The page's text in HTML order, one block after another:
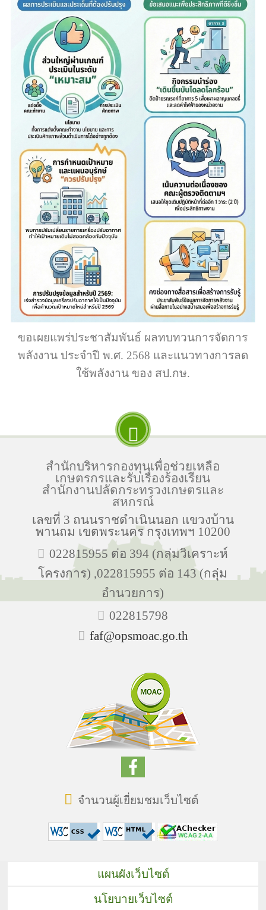
ขอเผยแพร่ประชาสัมพันธ์ ผลทบทวนการจัดการ
พลังงาน ประจำปี พ.ศ. 2568 และแนวทางการลด
ใช้พลังงาน ของ สป.กษ.
สำนักบริหารกองทุนเพื่อช่วยเหลือ
เกษตรกรและรับเรื่องร้องเรียน
สำนักงานปลัดกระทรวงเกษตรและ
สหกรณ์
เลขที่ 3 ถนนราชดำเนินนอก แขวงบ้าน
พานถม เขตพระนคร กรุงเทพฯ 10200
022815955 ต่อ 394 (กลุ่มวิเคราะห์
โครงการ) ,022815955 ต่อ 143 (กลุ่ม
อำนวยการ)
022815798
faf@opsmoac.go.th
จำนวนผู้เยี่ยมชมเว็บไซต์
แผนผังเว็บไซต์
นโยบายเว็บไซต์